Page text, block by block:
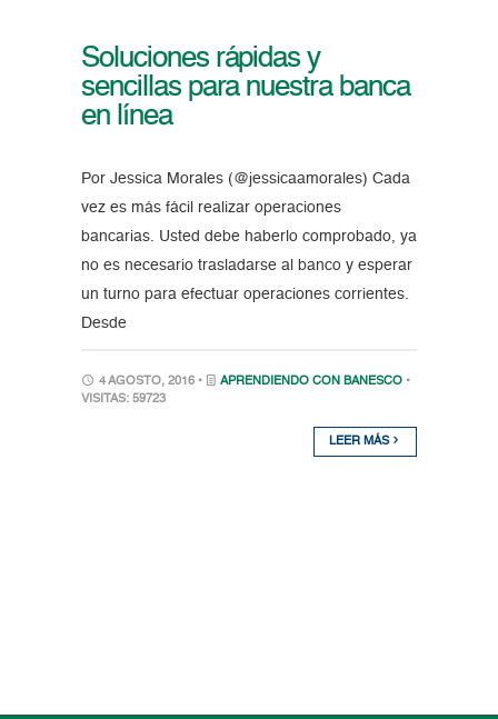
Soluciones rápidas y
sencillas para nuestra banca
en línea
Por Jessica Morales (@jessicaamorales) Cada
vez es más fácil realizar operaciones
bancarias. Usted debe haberlo comprobado, ya
no es necesario trasladarse al banco y esperar
un turno para efectuar operaciones corrientes.
Desde
4 AGOSTO, 2016 • APRENDIENDO CON BANESCO •
VISITAS: 59723
LEER MÁS